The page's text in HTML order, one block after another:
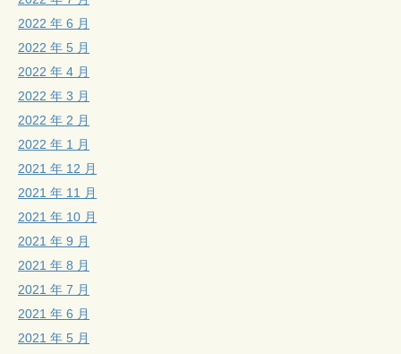
2022 年 6 月
2022 年 5 月
2022 年 4 月
2022 年 3 月
2022 年 2 月
2022 年 1 月
2021 年 12 月
2021 年 11 月
2021 年 10 月
2021 年 9 月
2021 年 8 月
2021 年 7 月
2021 年 6 月
2021 年 5 月